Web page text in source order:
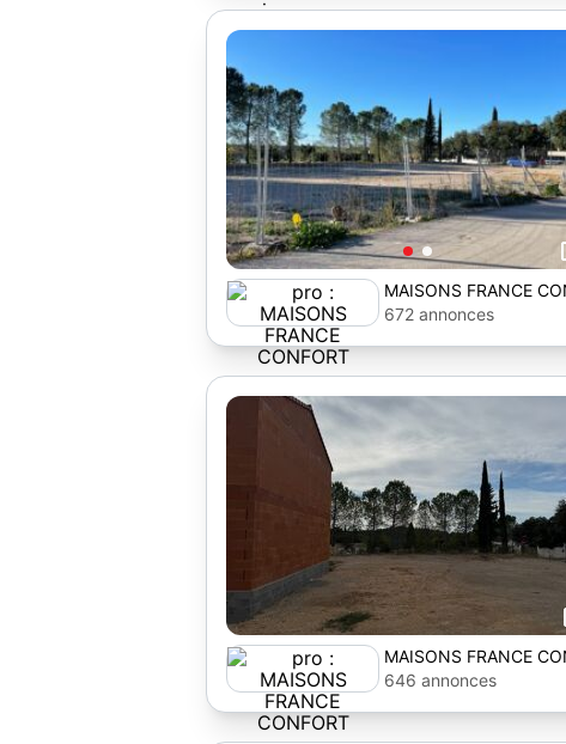
MAISONS FRANCE
672 annonces
MAISONS FRANCE
646 annonces